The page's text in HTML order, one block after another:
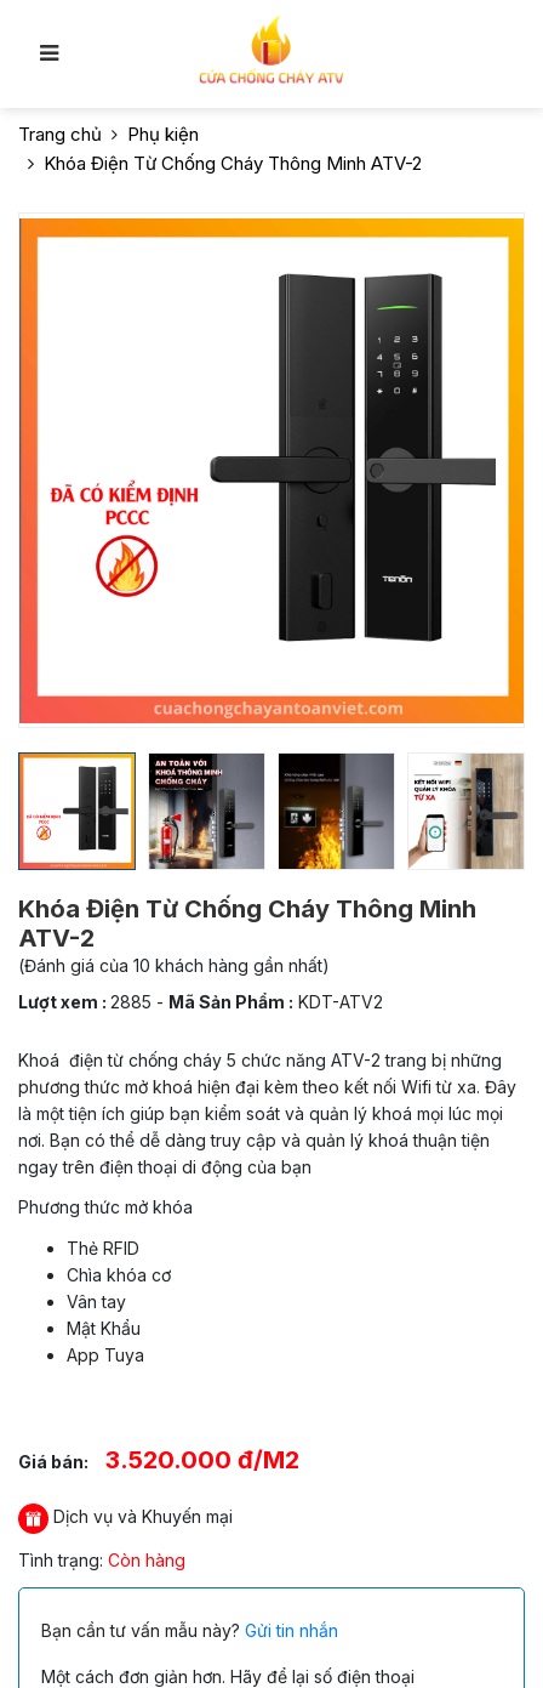
Trang chủ
Phụ kiện
Khóa Điện Từ Chống Cháy Thông Minh ATV-2
Khóa Điện Từ Chống Cháy Thông Minh
ATV-2
(Đánh giá của 10 khách hàng gần nhất)
Lượt xem : 2885 - Mã Sản Phẩm : KDT-ATV2
Khoá điện từ chống cháy 5 chức năng ATV-2 trang bị những
phương thức mở khoá hiện đại kèm theo kết nối Wifi từ xa. Đây
là một tiện ích giúp bạn kiểm soát và quản lý khoá mọi lúc mọi
nơi. Bạn có thể dễ dàng truy cập và quản lý khoá thuận tiện
ngay trên điện thoại di động của bạn
Phương thức mở khóa
Thẻ RFID
Chìa khóa cơ
Vân tay
Mật Khẩu
App Tuya
Giá bán: 3.520.000 đ/M2
Dịch vụ và Khuyến mại
Tình trạng: Còn hàng
Bạn cần tư vấn mẫu này? Gửi tin nhắn
Một cách đơn giản hơn. Hãy để lại số điện thoại